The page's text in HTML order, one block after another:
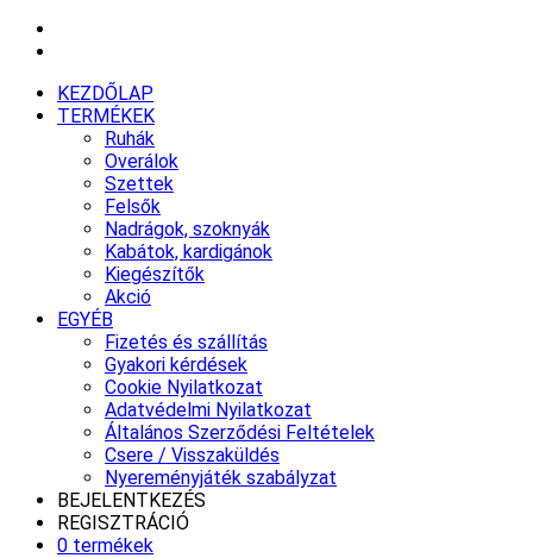
KEZDŐLAP
TERMÉKEK
Ruhák
Overálok
Szettek
Felsők
Nadrágok, szoknyák
Kabátok, kardigánok
Kiegészítők
Akció
EGYÉB
Fizetés és szállítás
Gyakori kérdések
Cookie Nyilatkozat
Adatvédelmi Nyilatkozat
Általános Szerződési Feltételek
Csere / Visszaküldés
Nyereményjáték szabályzat
BEJELENTKEZÉS
REGISZTRÁCIÓ
0 termékek